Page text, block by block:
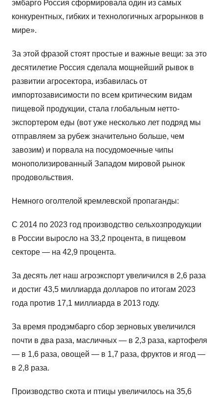
эмбарго Россия сформировала один из самых
конкурентных, гибких и технологичных агрорынков в
мире».
За этой фразой стоят простые и важные вещи: за это
десятилетие Россия сделала мощнейший рывок в
развитии агросектора, избавилась от
импортозависимости по всем критическим видам
пищевой продукции, стала глобальным нетто-
экспортером еды (вот уже несколько лет подряд мы
отправляем за рубеж значительно больше, чем
завозим) и порвала на посудомоечные чипы
монополизированный Западом мировой рынок
продовольствия.
Немного оголтелой кремлевской пропаганды:
С 2014 по 2023 год производство сельхозпродукции
в России выросло на 33,2 процента, в пищевом
секторе — на 42,9 процента.
За десять лет наш агроэкспорт увеличился в 2,6 раза
и достиг 43,5 миллиарда долларов по итогам 2023
года против 17,1 миллиарда в 2013 году.
За время продэмбарго сбор зерновых увеличился
почти в два раза, масличных — в 2,3 раза, картофеля
— в 1,6 раза, овощей — в 1,7 раза, фруктов и ягод —
в 2,8 раза.
Производство скота и птицы увеличилось на 35,6